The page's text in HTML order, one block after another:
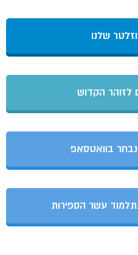
שלנו
לזוהר הקדוש
בוואטסאפ
עשר הספירות